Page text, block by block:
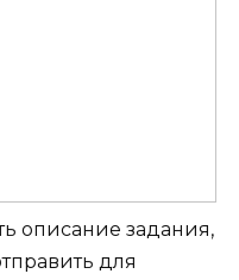
описание задания,
для